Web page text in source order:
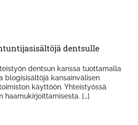
dentsulle
dentsun kanssa tuottamalla
blogisisältöjä kansainvälisen
käyttöön. Yhteistyössä
haamukirjoittamisesta. […]